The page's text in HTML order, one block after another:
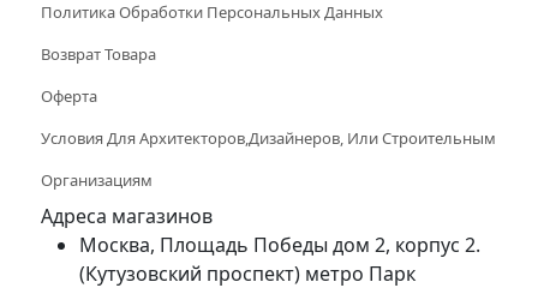
Политика Обработки Персональных Данных
Возврат Товара
Оферта
Условия Для Архитекторов,дизайнеров, Или Строительным
Организациям
Адреса магазинов
Москва, Площадь Победы дом 2, корпус 2.
(Кутузовский проспект) метро Парк